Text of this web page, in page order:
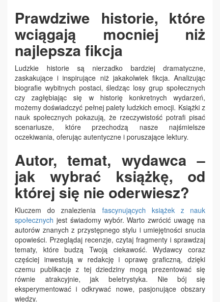
Prawdziwe historie, które
wciągają mocniej niż
najlepsza fikcja
Ludzkie historie są nierzadko bardziej dramatyczne,
zaskakujące i inspirujące niż jakakolwiek fikcja. Analizując
biografie wybitnych postaci, śledząc losy grup społecznych
czy zagłębiając się w historię konkretnych wydarzeń,
możemy doświadczyć pełnej palety ludzkich emocji. Książki z
nauk społecznych pokazują, że rzeczywistość potrafi pisać
scenariusze, które przechodzą nasze najśmielsze
oczekiwania, oferując autentyczne i poruszające lektury.
Autor, temat, wydawca –
jak wybrać książkę, od
której się nie oderwiesz?
Kluczem do znalezienia fascynujących książek z nauk
społecznych jest świadomy wybór. Warto zwrócić uwagę na
autorów znanych z przystępnego stylu i umiejętności snucia
opowieści. Przeglądaj recenzje, czytaj fragmenty i sprawdzaj
tematy, które budzą Twoją ciekawość. Wydawcy coraz
częściej inwestują w redakcję i oprawę graficzną, dzięki
czemu publikacje z tej dziedziny mogą prezentować się
równie atrakcyjnie, jak beletrystyka. Nie bój się
eksperymentować i odkrywać nowe, pasjonujące obszary
wiedzy.